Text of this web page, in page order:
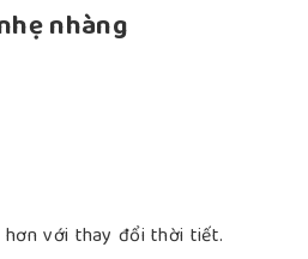
nhàng
với thay đổi thời tiết.